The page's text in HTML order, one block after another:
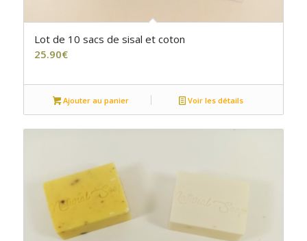
Lot de 10 sacs de sisal et coton
25.90€
Ajouter au panier Voir les détails